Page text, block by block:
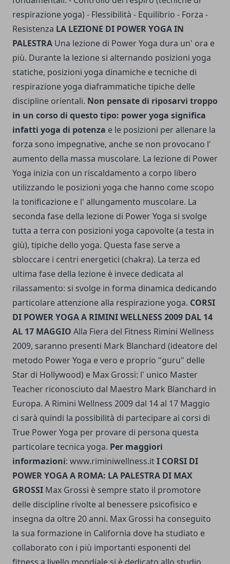
respirazione yoga) - Flessibilità - Equilibrio - Forza -
Resistenza LA LEZIONE DI POWER YOGA IN
PALESTRA Una lezione di Power Yoga dura un' ora e
più. Durante la lezione si alternando posizioni yoga
statiche, posizioni yoga dinamiche e tecniche di
respirazione yoga diaframmatiche tipiche delle
discipline orientali. Non pensate di riposarvi troppo
in un corso di questo tipo: power yoga significa
infatti yoga di potenza e le posizioni per allenare la
forza sono impegnative, anche se non provocano l'
aumento della massa muscolare. La lezione di Power
Yoga inizia con un riscaldamento a corpo libero
utilizzando le posizioni yoga che hanno come scopo
la tonificazione e l' allungamento muscolare. La
seconda fase della lezione di Power Yoga si svolge
tutta a terra con posizioni yoga capovolte (a testa in
giù), tipiche dello yoga. Questa fase serve a
sbloccare i centri energetici (chakra). La terza ed
ultima fase della lezione è invece dedicata al
rilassamento: si svolge in forma dinamica dedicando
particolare attenzione alla respirazione yoga. CORSI
DI POWER YOGA A RIMINI WELLNESS 2009 DAL 14
AL 17 MAGGIO Alla Fiera del Fitness Rimini Wellness
2009, saranno presenti Mark Blanchard (ideatore del
metodo Power Yoga e vero e proprio "guru" delle
Star di Hollywood) e Max Grossi: l' unico Master
Teacher riconosciuto dal Maestro Mark Blanchard in
Europa. A Rimini Wellness 2009 dal 14 al 17 Maggio
ci sarà quindi la possibilità di partecipare ai corsi di
True Power Yoga per provare di persona questa
particolare tecnica yoga. Per maggiori
informazioni: www.riminiwellness.itI CORSI DI
POWER YOGA A ROMA: LA PALESTRA DI MAX
GROSSI Max Grossi è sempre stato il promotore
delle discipline rivolte al benessere psicofisico e
insegna da oltre 20 anni. Max Grossi ha conseguito
la sua formazione in California dove ha studiato e
collaborato con i più importanti esponenti del
fitness a livello mondiale si è dedicato allo studio